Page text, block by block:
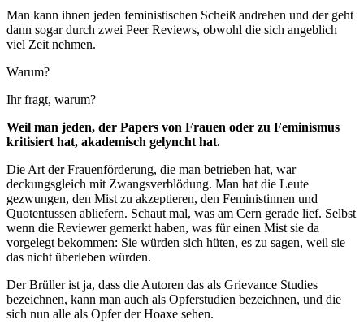
Man kann ihnen jeden feministischen Scheiß andrehen und der geht
dann sogar durch zwei Peer Reviews, obwohl die sich angeblich
viel Zeit nehmen.
Warum?
Ihr fragt, warum?
Weil man jeden, der Papers von Frauen oder zu Feminismus
kritisiert hat, akademisch gelyncht hat.
Die Art der Frauenförderung, die man betrieben hat, war
deckungsgleich mit Zwangsverblödung. Man hat die Leute
gezwungen, den Mist zu akzeptieren, den Feministinnen und
Quotentussen abliefern. Schaut mal, was am Cern gerade lief. Selbst
wenn die Reviewer gemerkt haben, was für einen Mist sie da
vorgelegt bekommen: Sie würden sich hüten, es zu sagen, weil sie
das nicht überleben würden.
Der Brüller ist ja, dass die Autoren das als Grievance Studies
bezeichnen, kann man auch als Opferstudien bezeichnen, und die
sich nun alle als Opfer der Hoaxe sehen.